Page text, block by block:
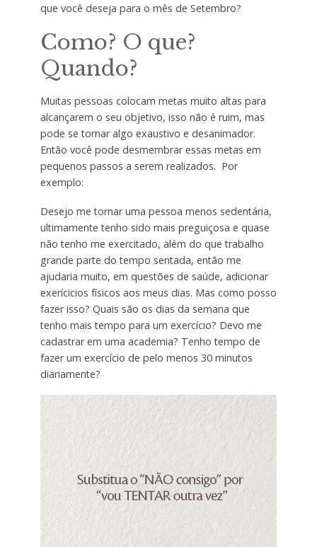
que você deseja para o mês de Setembro?
Como? O que?
Quando?
Muitas pessoas colocam metas muito altas para
alcançarem o seu objetivo, isso não é ruim, mas
pode se tornar algo exaustivo e desanimador.
Então você pode desmembrar essas metas em
pequenos passos a serem realizados. Por
exemplo:
Desejo me tornar uma pessoa menos sedentária,
ultimamente tenho sido mais preguiçosa e quase
não tenho me exercitado, além do que trabalho
grande parte do tempo sentada, então me
ajudaria muito, em questões de saúde, adicionar
exerícicios físicos aos meus dias. Mas como posso
fazer isso? Quais são os dias da semana que
tenho mais tempo para um exercício? Devo me
cadastrar em uma academia? Tenho tempo de
fazer um exercício de pelo menos 30 minutos
diariamente?